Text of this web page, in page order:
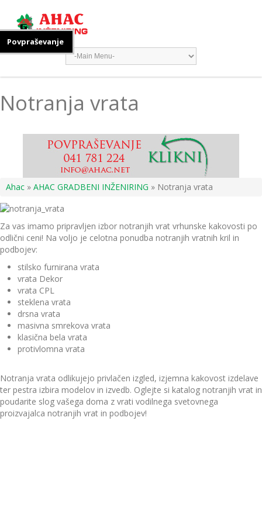
Notranja vrata
Ahac » AHAC GRADBENI INŽENIRING » Notranja vrata
Za vas imamo pripravljen izbor notranjih vrat vrhunske kakovosti po
odlični ceni! Na voljo je celotna ponudba notranjih vratnih kril in
podbojev:
stilsko furnirana vrata
vrata Dekor
vrata CPL
steklena vrata
drsna vrata
masivna smrekova vrata
klasična bela vrata
protivlomna vrata
Notranja vrata odlikujejo privlačen izgled, izjemna kakovost izdelave
ter pestra izbira modelov in izvedb. Oglejte si katalog notranjih vrat in
poudarite slog vašega doma z vrati vodilnega svetovnega
proizvajalca notranjih vrat in podbojev!
Povpraševanje